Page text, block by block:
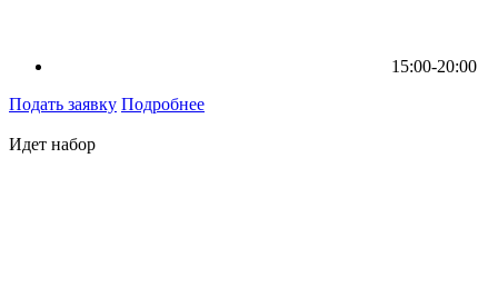
15:00-20:00
Подать заявку Подробнее
Идет набор